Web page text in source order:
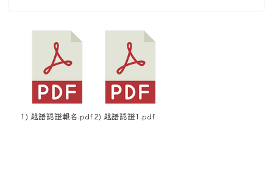
1) 越語認證報名.pdf 2) 越語認證1.pdf